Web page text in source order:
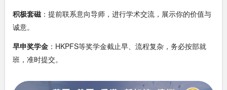
积极套磁：提前联系意向导师，进行学术交流，展示你的价值与
诚意。
早申奖学金 ：HKPFS等奖学金截止早、流程复杂，务必按部就
班，准时提交。